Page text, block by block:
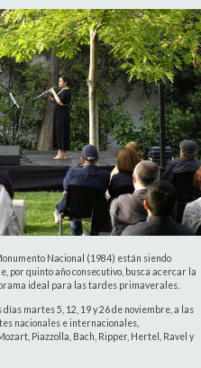
Nacional (1984) están siendo
por quinto año consecutivo, busca acercar la
ideal para las tardes primaverales.
martes 5, 12, 19 y 26 de noviembre, a las
nacionales e internacionales,
Piazzolla, Bach, Ripper, Hertel, Ravel y